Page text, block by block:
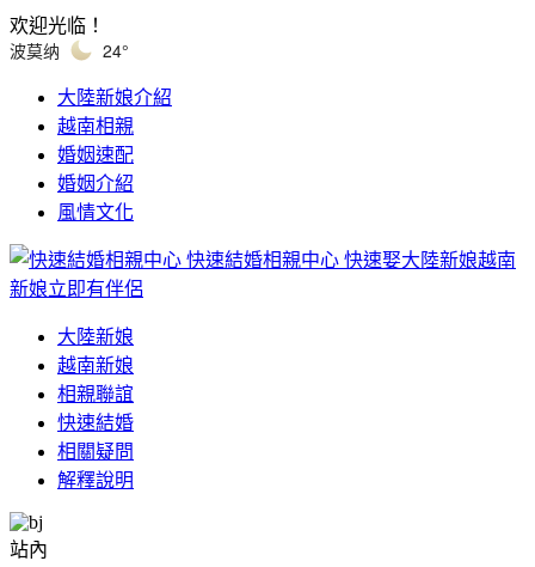
欢迎光临！
波莫纳 24°
大陸新娘介紹
越南相親
婚姻速配
婚姻介紹
風情文化
快速結婚相親中心 快速娶大陸新娘越南
新娘立即有伴侶
大陸新娘
越南新娘
相親聯誼
快速結婚
相關疑問
解釋說明
站內